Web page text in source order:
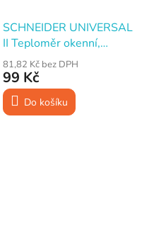
SCHNEIDER UNIVERSAL
II Teploměr okenní,
samolepicí, 225 x 20 mm
81,82 Kč bez DPH
99 Kč
Do košíku